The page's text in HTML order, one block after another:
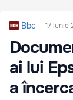
Bbc 17 iunie
ai lui
a